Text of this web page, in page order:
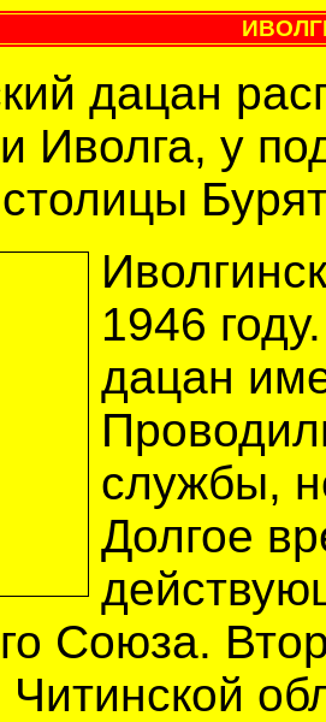
дацан
Иволга, у
1946
дацан
службы,
Долгое
Союза.